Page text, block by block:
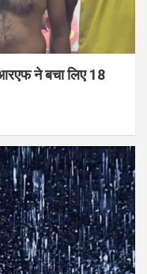
ने बचा लिए 18